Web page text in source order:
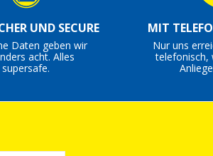
UND SECURE
Daten geben wir
acht. Alles
supersafe.
MIT
Nur uns
telefonisch,